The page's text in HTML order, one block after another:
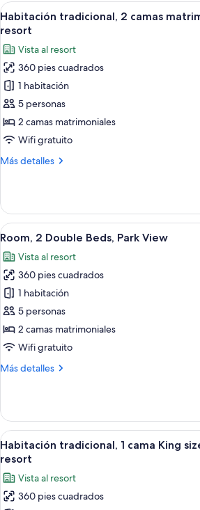
camas
matrimoniales
Abrir
todas
las
fotos
de
Habitación
tradicional,
2
camas
vista
8
Habitación tradicional, 2 camas
resort
Vista al resort
360 pies cuadrados
1 habitación
5 personas
2 camas matrimoniales
Wifi gratuito
Más detalles
Más
tradicional,
camas
vista
al
resort
Abrir
todas
las
fotos
de
Room,
2
Double
Park
6
Room, 2 Double Beds, Park View
Vista al resort
360 pies cuadrados
1 habitación
5 personas
2 camas matrimoniales
Wifi gratuito
Más detalles
Más
2
Double
Beds,
Park
Abrir
todas
las
fotos
de
7
Habitación tradicional, 1 cama King
resort
Vista al resort
360 pies cuadrados